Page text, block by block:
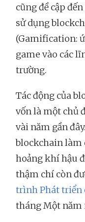
cũng đề cập
sử dụng
(Gamification:
game vào các
trường.
Tác động của
vốn là một chủ
vài năm gần
blockchain làm
hoảng khí hậu
thậm chí còn
trình Phát triển
tháng Một năm